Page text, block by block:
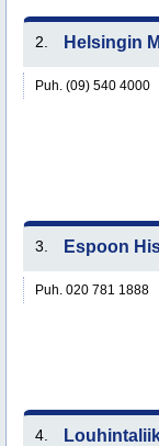
2. Helsingin
Puh. (09) 540 4000
3. Espoon
Puh. 020 781 1888
4.